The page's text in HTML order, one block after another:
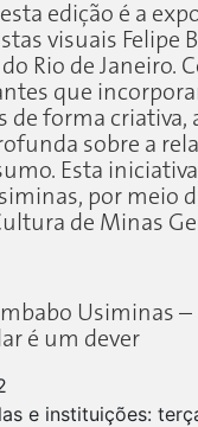
edição é a
visuais Felipe
do Rio de Janeiro.
que
de forma criativa,
sobre a
Esta
por meio
de Minas
Usiminas –
é um dever
e instituições: